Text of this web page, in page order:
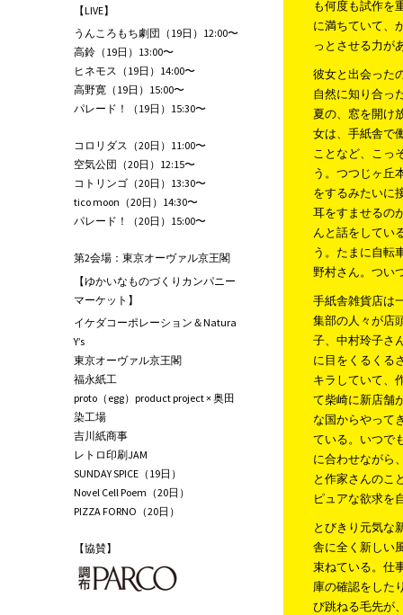
も何度も試作を
に満ちていて、
っとさせる力が
彼女と出会った
自然に知り合っ
夏の、窓を開け
女は、手紙舎で
ことなど、こっ
う。つつじヶ丘
をするみたいに
耳をすませるの
んと話をしてい
う。たまに自転
野村さん。つい
手紙舎雑貨店は
集部の人々が店
子、中村玲子さ
に目をくるくる
キラしていて、
て柴崎に新店舗
な国からやって
ている。いつで
に合わせながら
と作家さんのこ
ピュアな欲求を
とびきり元気な
舎に全く新しい
束ねている。仕
庫の確認をした
び跳ねる毛先が
【LIVE】
うんころもち劇団（19日）12:00〜
高鈴（19日）13:00〜
ヒネモス（19日）14:00〜
高野寛（19日）15:00〜
パレード！（19日）15:30〜
コロリダス（20日）11:00〜
空気公団（20日）12:15〜
コトリンゴ（20日）13:30〜
tico moon（20日）14:30〜
パレード！（20日）15:00〜
第2会場：東京オーヴァル京王閣
【ゆかいなものづくりカンパニー
マーケット】
イケダコーポレーション＆Natura
Y’s
東京オーヴァル京王閣
福永紙工
proto（egg）product project × 奥田
染工場
吉川紙商事
レトロ印刷JAM
SUNDAY SPICE（19日）
Novel Cell Poem（20日）
PIZZA FORNO（20日）
【協賛】